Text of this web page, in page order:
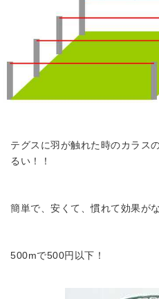
テグスに羽が触れた時のカラス
るい！！
簡単で、安くて、慣れて効果が
500mで500円以下！